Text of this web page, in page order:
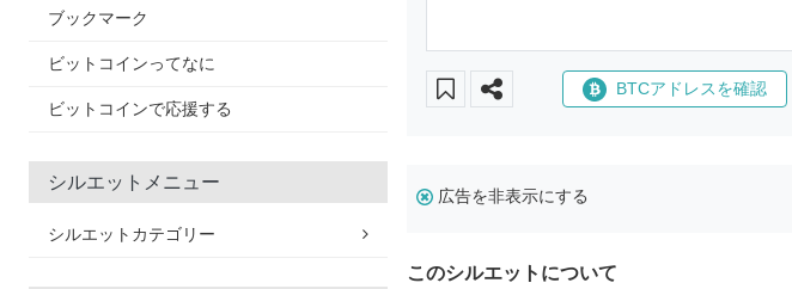
ブックマーク
ビットコインってなに
ビットコインで応援する
シルエットメニュー
シルエットカテゴリー
BTCアドレスを確認
広告を非表示にする
このシルエットについて